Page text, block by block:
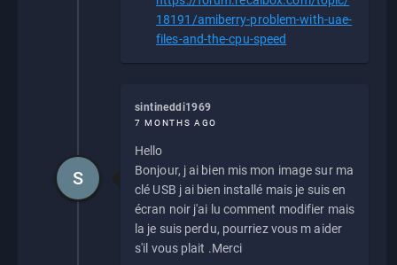
18191/amiberry-problem-with-uae-
files-and-the-cpu-speed
sintineddi1969
7 MONTHS AGO
Hello
Bonjour, j ai bien mis mon image sur ma
clé USB j ai bien installé mais je suis en
écran noir j'ai lu comment modifier mais
la je suis perdu, pourriez vous m aider
s'il vous plait .Merci
S